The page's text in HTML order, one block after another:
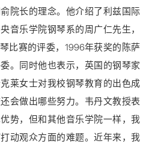
长的理念。他介绍了利兹国际
音乐学院钢琴系的周广仁先生，
比赛的评委，1996年获奖的陈萨
。同时他也表示，英国的钢琴家
莱女士对我校钢琴教育的出色成
会做出哪些努力。韦丹文教授表
势，但和其他音乐学院一样，我
动观众方面的难题。近年来，我